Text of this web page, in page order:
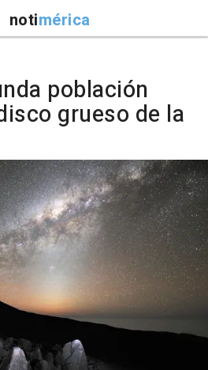
notimérica
población
grueso de la